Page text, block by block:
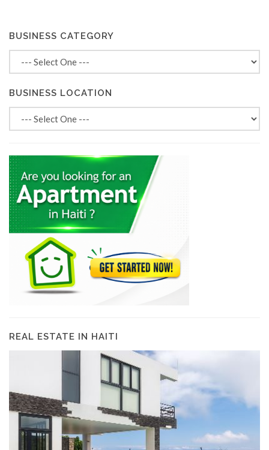
BUSINESS CATEGORY
BUSINESS LOCATION
REAL ESTATE IN HAITI